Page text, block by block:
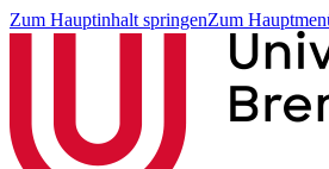
Zum Hauptinhalt springenZum